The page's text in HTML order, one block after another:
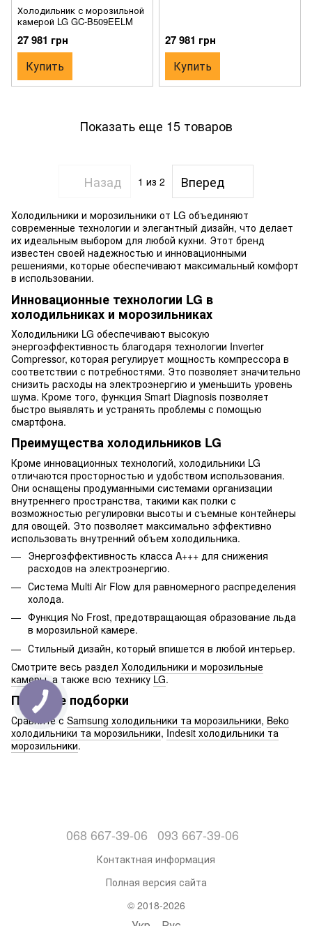
Холодильник с морозильной
камерой LG GC-B509EELM
27 981 грн
Купить
27 981 грн
Купить
Показать еще 15 товаров
Назад 1 из 2 Вперед
Холодильники и морозильники от LG объединяют
современные технологии и элегантный дизайн, что делает
их идеальным выбором для любой кухни. Этот бренд
известен своей надежностью и инновационными
решениями, которые обеспечивают максимальный комфорт
в использовании.
Инновационные технологии LG в
холодильниках и морозильниках
Холодильники LG обеспечивают высокую
энергоэффективность благодаря технологии Inverter
Compressor, которая регулирует мощность компрессора в
соответствии с потребностями. Это позволяет значительно
снизить расходы на электроэнергию и уменьшить уровень
шума. Кроме того, функция Smart Diagnosis позволяет
быстро выявлять и устранять проблемы с помощью
смартфона.
Преимущества холодильников LG
Кроме инновационных технологий, холодильники LG
отличаются просторностью и удобством использования.
Они оснащены продуманными системами организации
внутреннего пространства, такими как полки с
возможностью регулировки высоты и съемные контейнеры
для овощей. Это позволяет максимально эффективно
использовать внутренний объем холодильника.
Энергоэффективность класса A+++ для снижения
расходов на электроэнергию.
Система Multi Air Flow для равномерного распределения
холода.
Функция No Frost, предотвращающая образование льда
в морозильной камере.
Стильный дизайн, который впишется в любой интерьер.
Смотрите весь раздел Холодильники и морозильные
камеры, а также всю технику LG.
Похожие подборки
Сравните с Samsung холодильники та морозильники, Beko
холодильники та морозильники,Indesit холодильники та
морозильники.
068 667-39-06 093 667-39-06
Контактная информация
Полная версия сайта
© 2018-2026